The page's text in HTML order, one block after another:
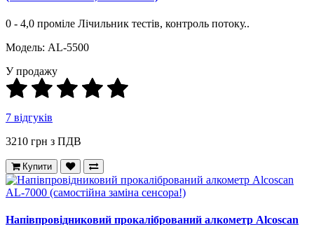
0 - 4,0 проміле Лічильник тестів, контроль потоку..
Модель: AL-5500
У продажу
7 відгуків
3210 грн з ПДВ
Купити
Напівпровідниковий прокалібрований алкометр Alcoscan